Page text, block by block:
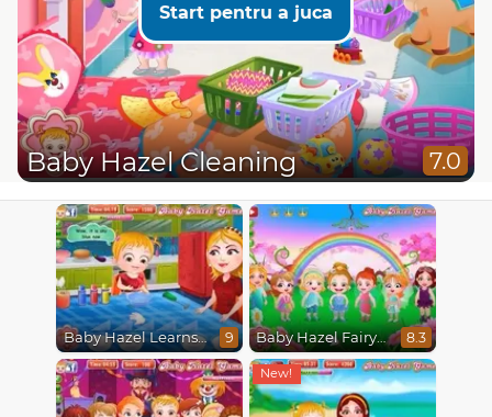
Start pentru a juca
Baby Hazel Cleaning 7.0
Baby Hazel Learns Colors 9 Baby Hazel Fairyland Ballet 8.3